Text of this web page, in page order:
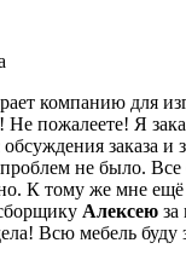
компанию для
пожалеете! Я
заказа и
не было. Все
К тому же мне ещё
Алексею
Всю мебель буду